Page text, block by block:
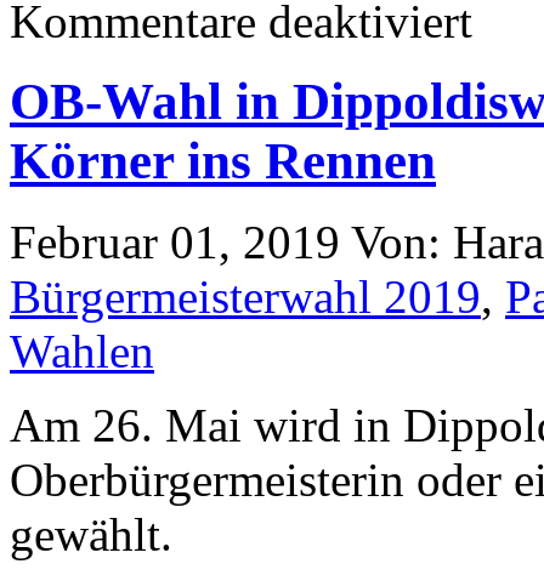
Kommentare deaktiviert
OB-Wahl in
Körner ins Rennen
Februar 01, 2019 Von:
Bürgermeisterwahl 2019,
Wahlen
Am 26. Mai wird in
Oberbürgermeisterin oder
gewählt.